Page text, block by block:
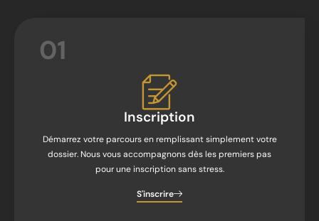
01
Inscription
Démarrez votre parcours en remplissant simplement votre
dossier. Nous vous accompagnons dès les premiers pas
pour une inscription sans stress.
S'inscrire